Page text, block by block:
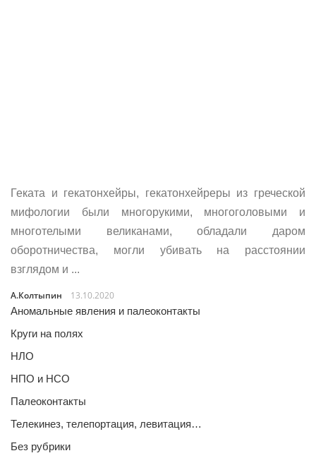
Геката и гекатонхейры, гекатонхейреры из греческой
мифологии были многорукими, многоголовыми и
многотелыми великанами, обладали даром
оборотничества, могли убивать на расстоянии
взглядом и ...
А.Колтыпин
13.10.2020
Аномальные явления и палеоконтакты
Круги на полях
НЛО
НПО и НСО
Палеоконтакты
Телекинез, телепортация, левитация…
Без рубрики